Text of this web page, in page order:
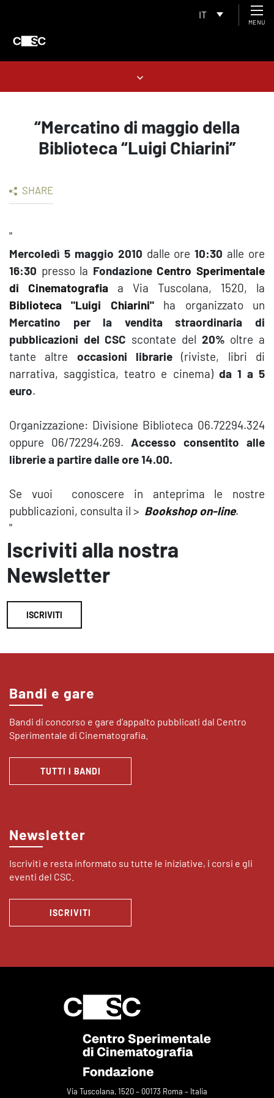
IT
MENU
“Mercatino di maggio della
Biblioteca “Luigi Chiarini”
SHARE
"
Mercoledì 5 maggio 2010 dalle ore10:30 alle ore
16:30 presso la FondazioneCentro Sperimentale
di Cinematografia a Via Tuscolana, 1520, la
Biblioteca "Luigi Chiarini"ha organizzato un
Mercatino
per la vendita straordinaria di
pubblicazioni del CSC scontate del 20% oltre a
tante altre occasioni librarie (riviste, libri di
narrativa, saggistica, teatro e cinema) da 1 a 5
euro.
Organizzazione: Divisione Biblioteca 06.72294.324
oppure 06/72294.269. Accesso consentito alle
librerie a partire dalle ore 14.00.
Se vuoi conoscere in anteprima le nostre
pubblicazioni, consulta il > Bookshop on-line.
"
Iscriviti alla nostra
Newsletter
ISCRIVITI
Bandi e gare
Bandi di concorso e gare d’appalto pubblicati dal Centro
Sperimentale di Cinematografia.
TUTTI I BANDI
Newsletter
Iscriviti e resta informato su tutte le iniziative, i corsi e gli
eventi del CSC.
ISCRIVITI
Via Tuscolana, 1520 – 00173 Roma – Italia